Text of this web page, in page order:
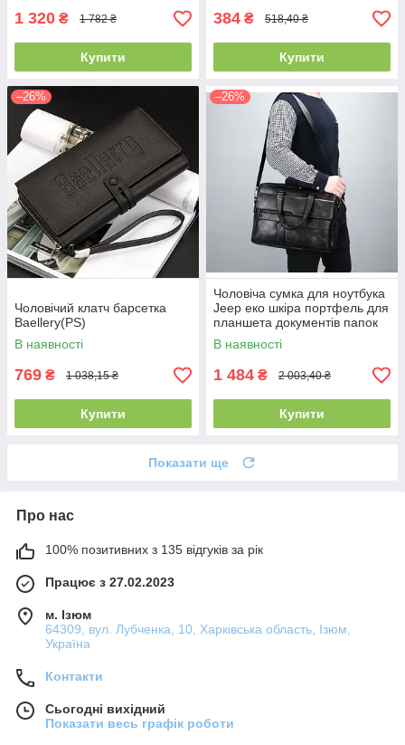
1 320 ₴ 1 782 ₴
Купити
384 ₴ 518,40 ₴
Купити
–26%
Чоловічий клатч барсетка
Baellery(PS)
В наявності
769 ₴ 1 038,15 ₴
Купити
–26%
Чоловіча сумка для ноутбука
Jeep еко шкіра портфель для
планшета документів папок
А4(PS)
В наявності
1 484 ₴ 2 003,40 ₴
Купити
Показати ще
Про нас
100% позитивних з 135 відгуків за рік
Працює з 27.02.2023
м. Ізюм
64309, вул. Лубченка, 10, Харківська область, Ізюм,
Україна
Контакти
Сьогодні вихідний
Показати весь графік роботи